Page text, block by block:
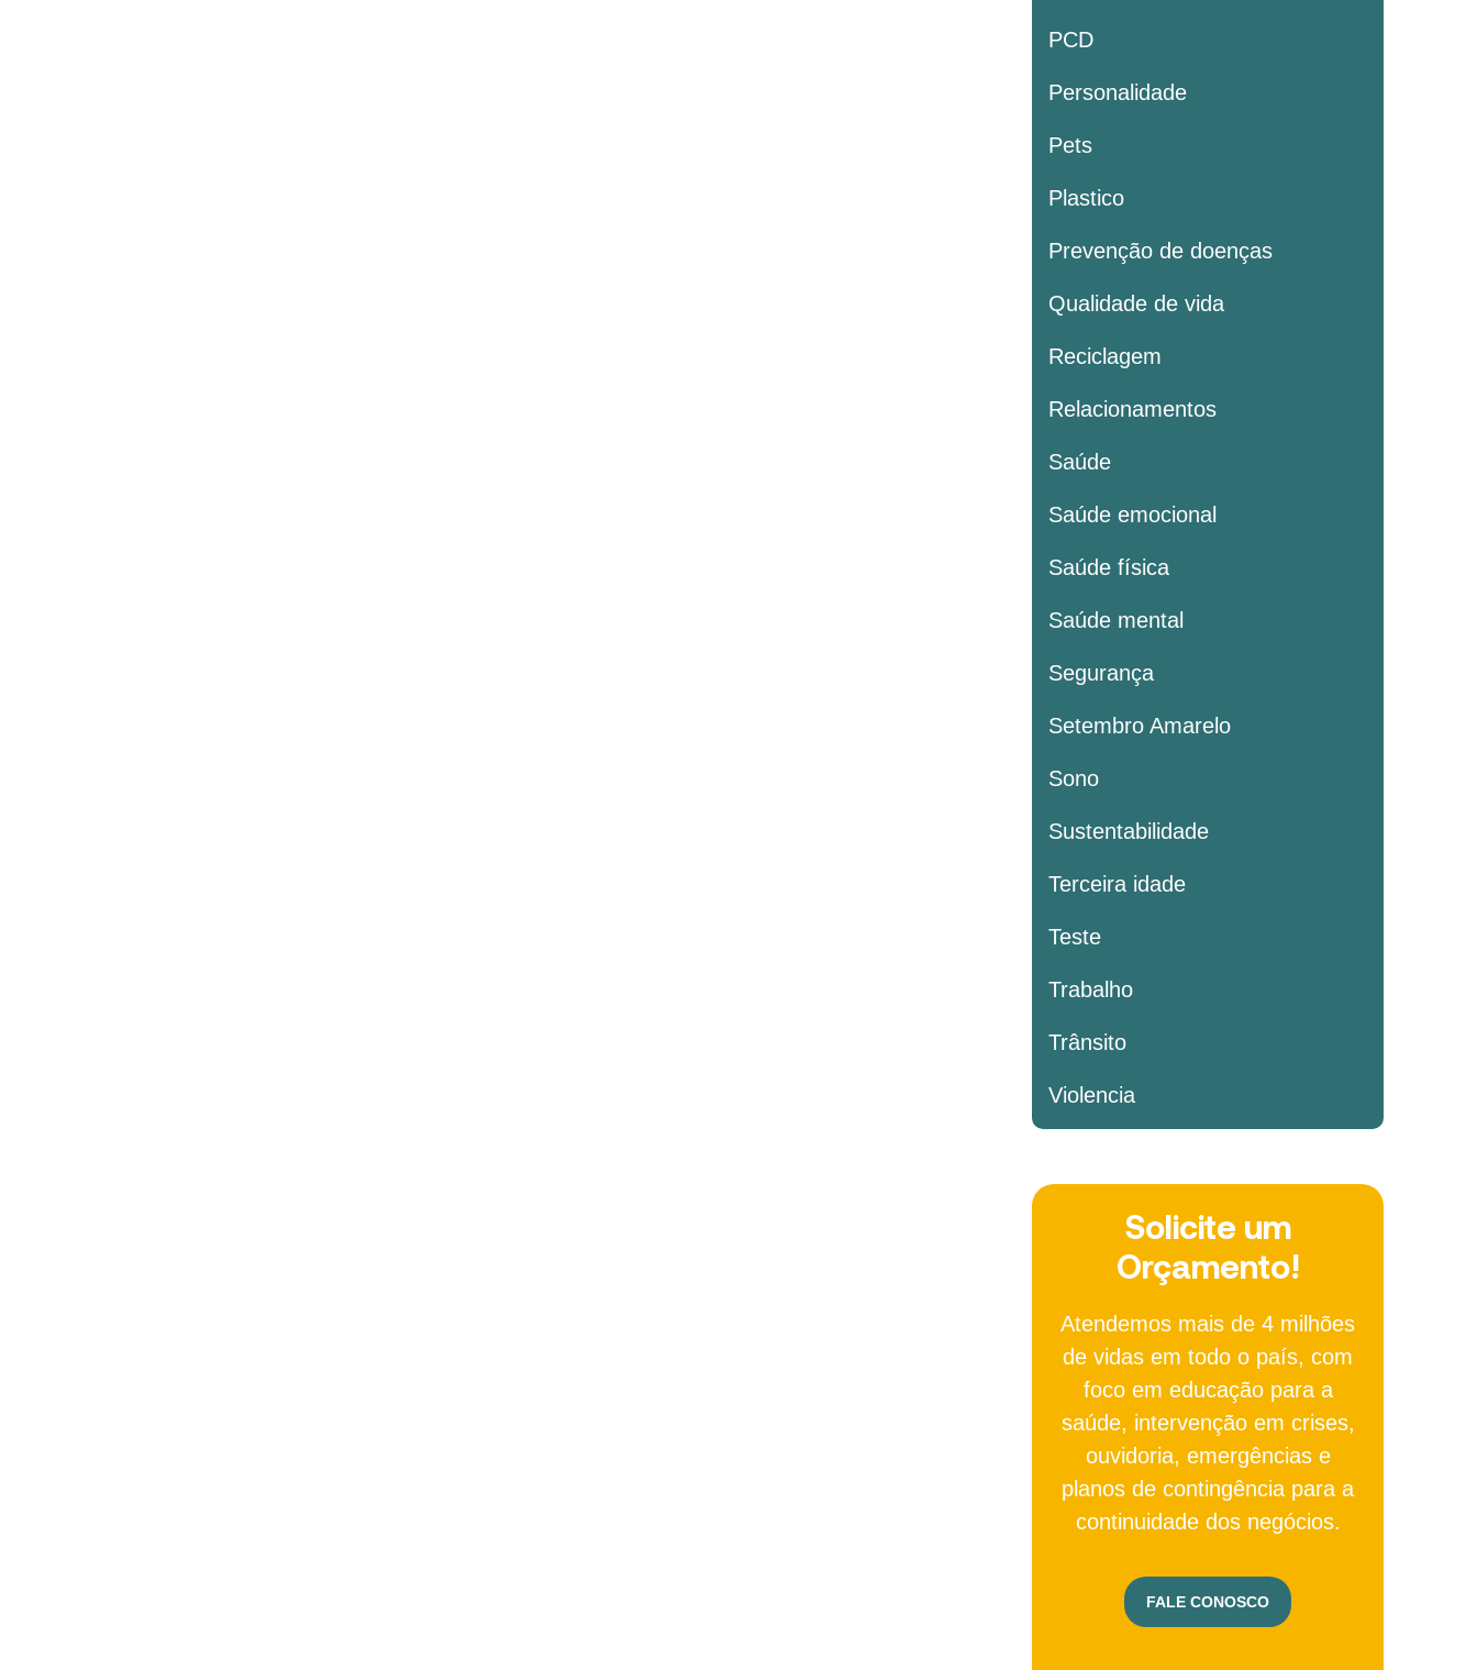
PCD
Personalidade
Pets
Plastico
Prevenção de doenças
Qualidade de vida
Reciclagem
Relacionamentos
Saúde
Saúde emocional
Saúde física
Saúde mental
Segurança
Setembro Amarelo
Sono
Sustentabilidade
Terceira idade
Teste
Trabalho
Trânsito
Violencia
Solicite um
Orçamento!
Atendemos mais de 4 milhões
de vidas em todo o país, com
foco em educação para a
saúde, intervenção em crises,
ouvidoria, emergências e
planos de contingência para a
continuidade dos negócios.
FALE CONOSCO